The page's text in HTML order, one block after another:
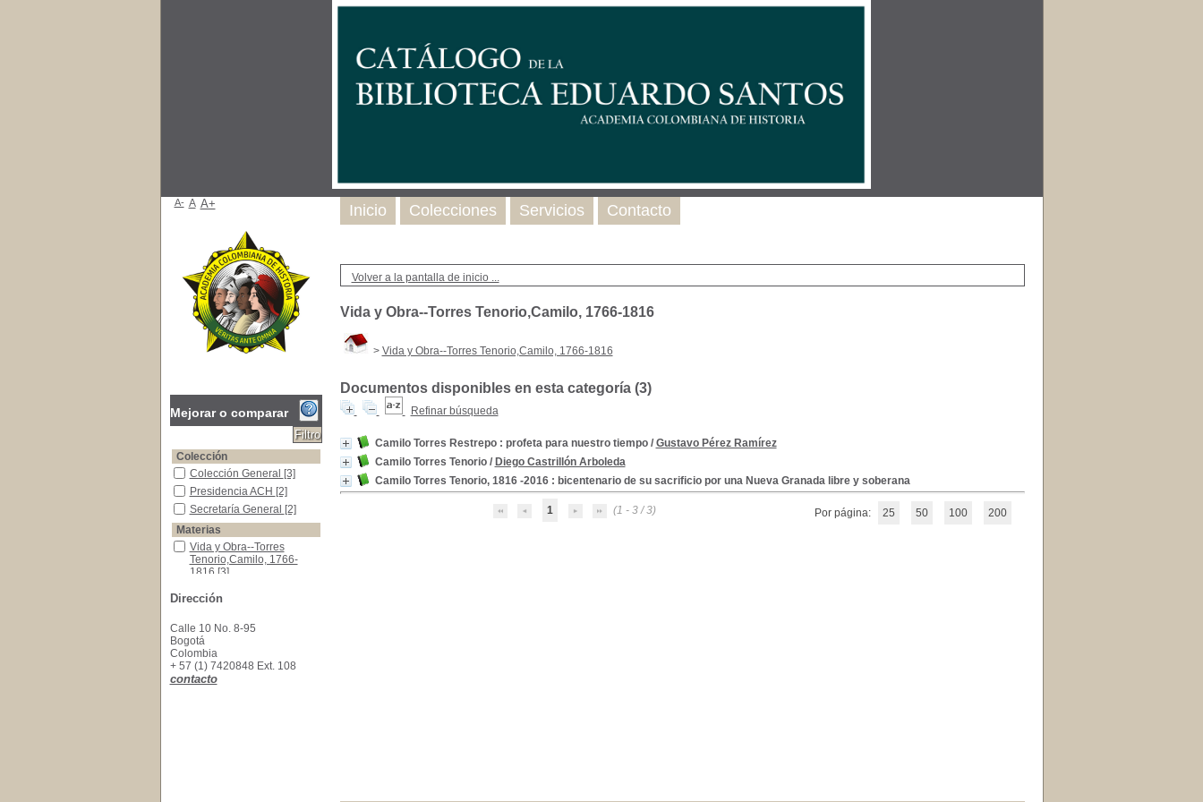
Volver a la pantalla de inicio ...
Vida y Obra--Torres Tenorio,Camilo, 1766-1816
> Vida y Obra--Torres Tenorio,Camilo, 1766-1816
Documentos disponibles en esta categoría (3)
Refinar búsqueda
Camilo Torres Restrepo : profeta para nuestro tiempo/ Gustavo Pérez Ramírez
Camilo Torres Tenorio/ Diego Castrillón Arboleda
Camilo Torres Tenorio, 1816 -2016 : bicentenario de su sacrificio por una Nueva Granada libre y soberana
1 (1 - 3 / 3) Por página: 25 50 100 200
Inicio Colecciones Servicios Contacto
A- A A+
Mejorar o comparar
Colección
Colección General
Colección General [3]
Presidencia ACH
Presidencia ACH [2]
Secretaría General
Secretaría General [2]
Materias
Vida y Obra--Torres Tenorio,Camilo, 1766-1816
Vida y Obra--Torres
Tenorio,Camilo, 1766-
1816 [3]
1816--Biografías
-Colombia[1]
Guerrillas -Historia -Colombia
Guerrillas -Historia -
Colombia
Memorial de Agravios--Colombia
Memorial de Agravios--
Colombia
Dirección
Calle 10 No. 8-95
Bogotá
Colombia
+ 57 (1) 7420848 Ext. 108
contacto